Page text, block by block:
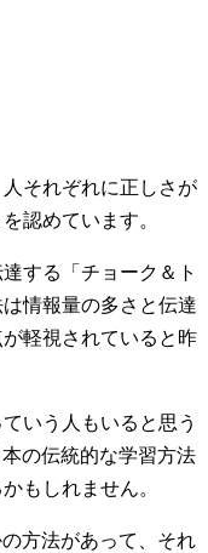
それぞれに正しさが
認めています。
する「チョーク＆ト
情報量の多さと伝達
軽視されていると昨
いう人もいると思う
の伝統的な学習方法
もしれません。
方法があって、それ